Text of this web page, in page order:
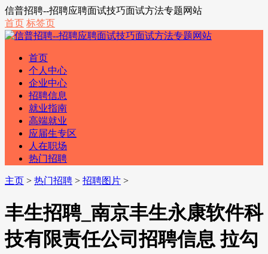
信普招聘--招聘应聘面试技巧面试方法专题网站
首页 标签页
首页
个人中心
企业中心
招聘信息
就业指南
高端就业
应届生专区
人在职场
热门招聘
主页 > 热门招聘 > 招聘图片 >
丰生招聘_南京丰生永康软件科
技有限责任公司招聘信息 拉勾